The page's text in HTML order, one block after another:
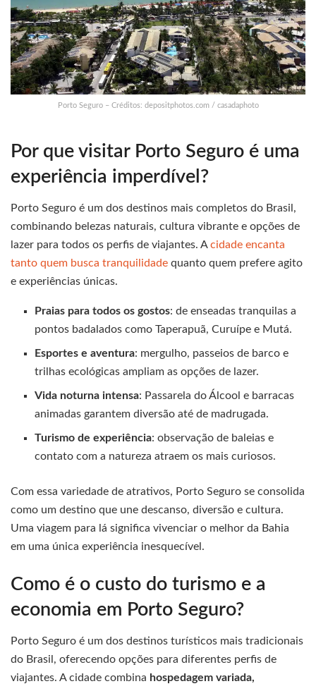
Porto Seguro – Créditos: depositphotos.com / casadaphoto
Por que visitar Porto Seguro é uma
experiência imperdível?
Porto Seguro é um dos destinos mais completos do Brasil,
combinando belezas naturais, cultura vibrante e opções de
lazer para todos os perfis de viajantes. Acidade encanta
tanto quem busca tranquilidade quanto quem prefere agito
e experiências únicas.
Praias para todos os gostos: de enseadas tranquilas a
pontos badalados como Taperapuã, Curuípe e Mutá.
Esportes e aventura: mergulho, passeios de barco e
trilhas ecológicas ampliam as opções de lazer.
Vida noturna intensa: Passarela do Álcool e barracas
animadas garantem diversão até de madrugada.
Turismo de experiência: observação de baleias e
contato com a natureza atraem os mais curiosos.
Com essa variedade de atrativos, Porto Seguro se consolida
como um destino que une descanso, diversão e cultura.
Uma viagem para lá significa vivenciar o melhor da Bahia
em uma única experiência inesquecível.
Como é o custo do turismo e a
economia em Porto Seguro?
Porto Seguro é um dos destinos turísticos mais tradicionais
do Brasil, oferecendo opções para diferentes perfis de
viajantes. A cidade combina hospedagem variada,